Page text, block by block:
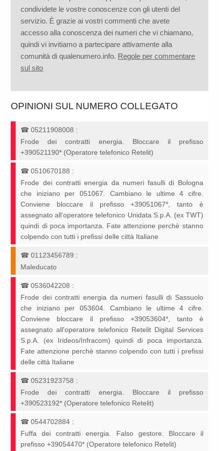
condividete le vostre conoscenze con gli utenti del
servizio. È grazie ai vostri commenti che avete
accesso alla conoscenza dei numeri che vi chiamano,
quindi vi invitiamo a partecipare attivamente alla
comunità di qualenumero.info. Regole per commentare
sul sito
OPINIONI SUL NUMERO COLLEGATO
☎05211908008 :
Frode dei contratti energia. Bloccare il prefisso
+390521190* (Operatore telefonico Retelit)
☎0510670188 :
Frode dei contratti energia da numeri fasulli di Bologna
che iniziano per 051067. Cambiano le ultime 4 cifre.
Conviene bloccare il prefisso +39051067*, tanto è
assegnato all'operatore telefonico Unidata S.p.A. (ex TWT)
quindi di poca importanza. Fate attenzione perchè stanno
colpendo con tutti i prefissi delle città Italiane
☎01123456789 :
Maleducato
☎0536042208 :
Frode dei contratti energia da numeri fasulli di Sassuolo
che iniziano per 053604. Cambiano le ultime 4 cifre.
Conviene bloccare il prefisso +39053604*, tanto è
assegnato all'operatore telefonico Retelit Digital Services
S.p.A. (ex Irideos/Infracom) quindi di poca importanza.
Fate attenzione perchè stanno colpendo con tutti i prefissi
delle città Italiane
☎05231923758 :
Frode dei contratti energia. Bloccare il prefisso
+390523192* (Operatore telefonico Retelit)
☎0544702884 :
Fuffa dei contratti energia. Falso gestore. Bloccare il
prefisso +39054470* (Operatore telefonico Retelit)